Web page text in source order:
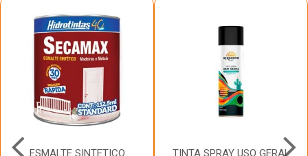
ESMALTE SINTETICO TINTA SPRAY USO GERAL